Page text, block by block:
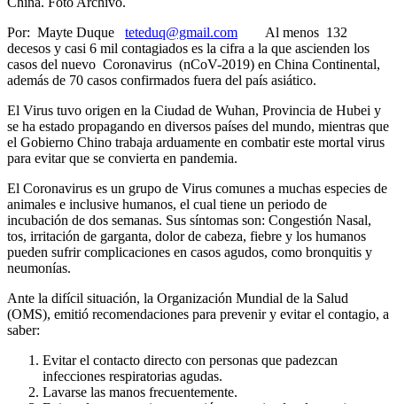
Por: Mayte Duque teteduq@gmail.com Al menos 132
decesos y casi 6 mil contagiados es la cifra a la que ascienden los
casos del nuevo Coronavirus (nCoV-2019) en China Continental,
además de 70 casos confirmados fuera del país asiático.
El Virus tuvo origen en la Ciudad de Wuhan, Provincia de Hubei y
se ha estado propagando en diversos países del mundo, mientras que
el Gobierno Chino trabaja arduamente en combatir este mortal virus
para evitar que se convierta en pandemia.
El Coronavirus es un grupo de Virus comunes a muchas especies de
animales e inclusive humanos, el cual tiene un periodo de
incubación de dos semanas. Sus síntomas son: Congestión Nasal,
tos, irritación de garganta, dolor de cabeza, fiebre y los humanos
pueden sufrir complicaciones en casos agudos, como bronquitis y
neumonías.
Ante la difícil situación, la Organización Mundial de la Salud
(OMS), emitió recomendaciones para prevenir y evitar el contagio, a
saber:
Evitar el contacto directo con personas que padezcan
infecciones respiratorias agudas.
Lavarse las manos frecuentemente.